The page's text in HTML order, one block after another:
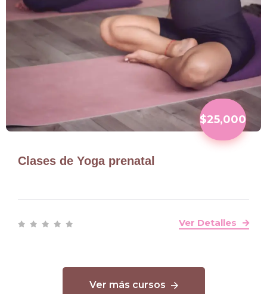
$25,000
Clases de Yoga prenatal
Ver Detalles
Ver más cursos